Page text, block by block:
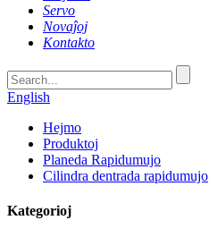
Servo
Novaĵoj
Kontakto
English
Hejmo
Produktoj
Planeda Rapidumujo
Cilindra dentrada rapidumujo
Kategorioj